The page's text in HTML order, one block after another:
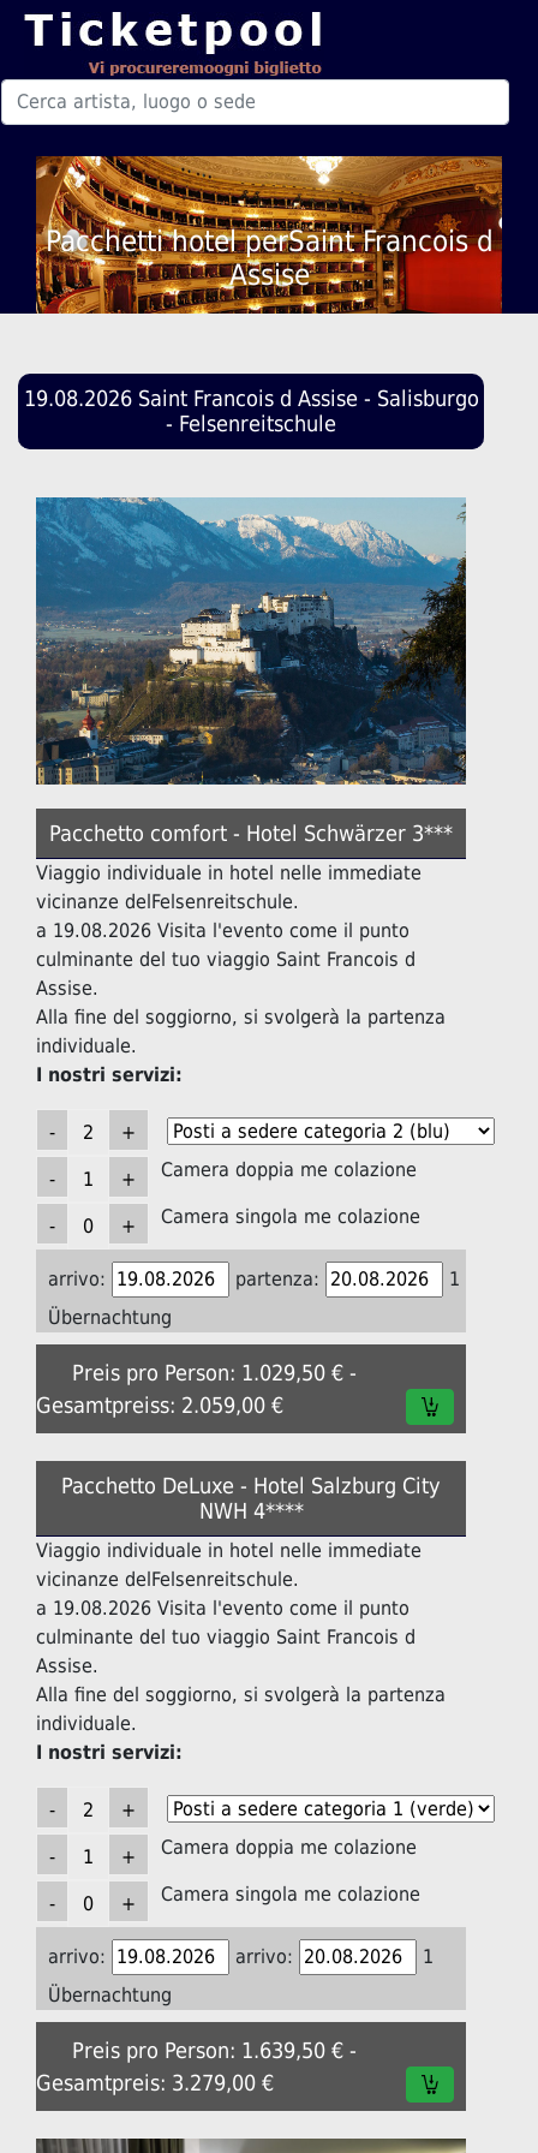
Pacchetti hotel perSaint Francois d
Assise
19.08.2026 Saint Francois d Assise - Salisburgo
- Felsenreitschule
Pacchetto comfort - Hotel Schwärzer 3***
Viaggio individuale in hotel nelle immediate
vicinanze delFelsenreitschule.
a 19.08.2026 Visita l'evento come il punto
culminante del tuo viaggio Saint Francois d
Assise.
Alla fine del soggiorno, si svolgerà la partenza
individuale.
I nostri servizi:
Camera doppia me colazione
Camera singola me colazione
arrivo: partenza:
1
Übernachtung
Preis pro Person: 1.029,50 € -
Gesamtpreiss: 2.059,00 €
Pacchetto DeLuxe - Hotel Salzburg City
NWH 4****
Viaggio individuale in hotel nelle immediate
vicinanze delFelsenreitschule.
a 19.08.2026 Visita l'evento come il punto
culminante del tuo viaggio Saint Francois d
Assise.
Alla fine del soggiorno, si svolgerà la partenza
individuale.
I nostri servizi:
Camera doppia me colazione
Camera singola me colazione
arrivo: arrivo:
1
Übernachtung
Preis pro Person: 1.639,50 € -
Gesamtpreis: 3.279,00 €